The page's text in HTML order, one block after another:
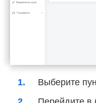
Выберите